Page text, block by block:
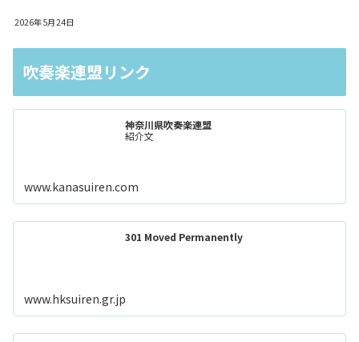
2026年5月24日
吹奏楽連盟リンク
神奈川県吹奏楽連盟
紹介文
www.kanasuiren.com
301 Moved Permanently
www.hksuiren.gr.jp